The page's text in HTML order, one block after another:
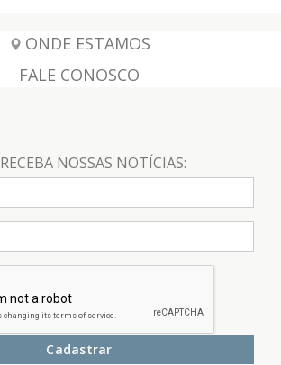
ONDE ESTAMOS
FALE CONOSCO
RECEBA NOSSAS NOTÍCIAS:
Cadastrar